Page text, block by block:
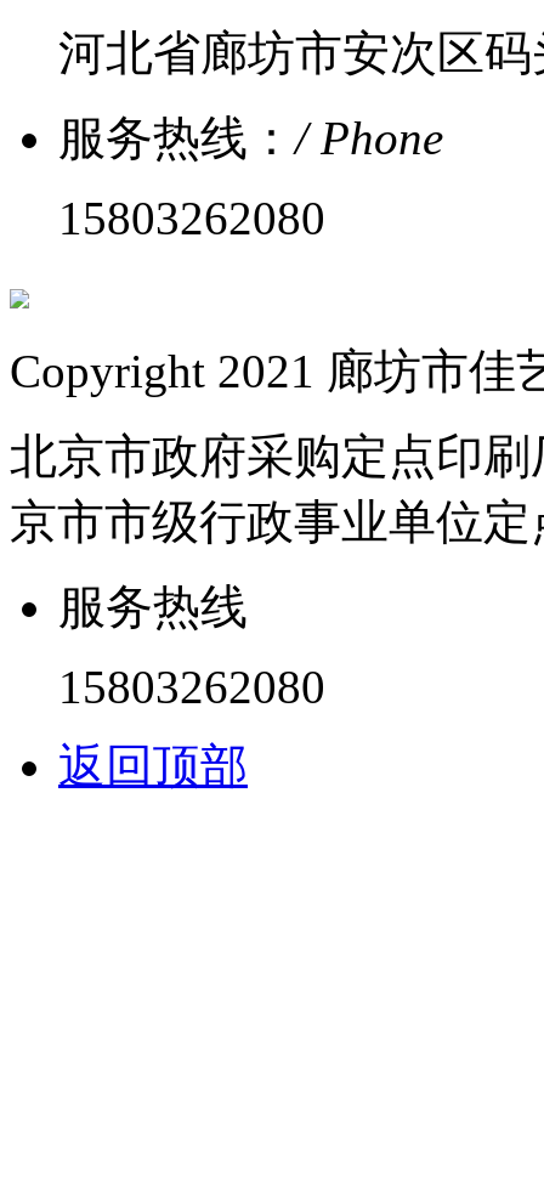
河北省廊坊市安次区码
服务热线：/ Phone
15803262080
Copyright 2021 廊坊市
北京市政府采购定点印
京市市级行政事业单位
服务热线
15803262080
返回顶部